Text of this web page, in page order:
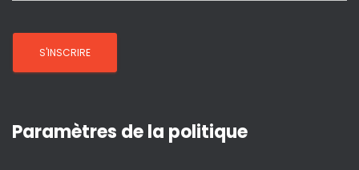
Paramètres de la politique